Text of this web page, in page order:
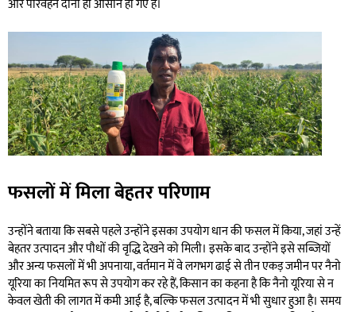
और परिवहन दोनों ही आसान हो गए हैं।
फसलों में मिला बेहतर परिणाम
उन्होंने बताया कि सबसे पहले उन्होंने इसका उपयोग धान की फसल में किया, जहां उन्हें
बेहतर उत्पादन और पौधों की वृद्धि देखने को मिली। इसके बाद उन्होंने इसे सब्जियों
और अन्य फसलों में भी अपनाया, वर्तमान में वे लगभग ढाई से तीन एकड़ जमीन पर नैनो
यूरिया का नियमित रूप से उपयोग कर रहे हैं, किसान का कहना है कि नैनो यूरिया से न
केवल खेती की लागत में कमी आई है, बल्कि फसल उत्पादन में भी सुधार हुआ है। समय